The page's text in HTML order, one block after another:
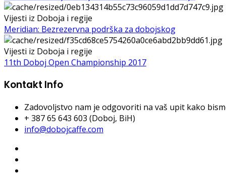
Vijesti iz Doboja i regije
Meridian: Bezrezervna podrška za dobojskog
Vijesti iz Doboja i regije
11th Doboj Open Championship 2017
Kontakt Info
Zadovoljstvo nam je odgovoriti na vaš upit kako
+ 387 65 643 603 (Doboj, BiH)
info@dobojcaffe.com